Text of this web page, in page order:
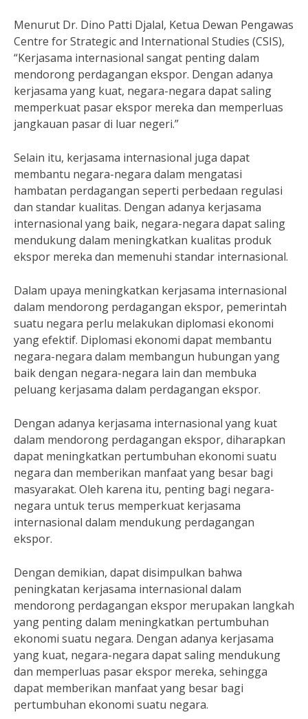
Menurut Dr. Dino Patti Djalal, Ketua Dewan Pengawas
Centre for Strategic and International Studies (CSIS),
“Kerjasama internasional sangat penting dalam
mendorong perdagangan ekspor. Dengan adanya
kerjasama yang kuat, negara-negara dapat saling
memperkuat pasar ekspor mereka dan memperluas
jangkauan pasar di luar negeri.”
Selain itu, kerjasama internasional juga dapat
membantu negara-negara dalam mengatasi
hambatan perdagangan seperti perbedaan regulasi
dan standar kualitas. Dengan adanya kerjasama
internasional yang baik, negara-negara dapat saling
mendukung dalam meningkatkan kualitas produk
ekspor mereka dan memenuhi standar internasional.
Dalam upaya meningkatkan kerjasama internasional
dalam mendorong perdagangan ekspor, pemerintah
suatu negara perlu melakukan diplomasi ekonomi
yang efektif. Diplomasi ekonomi dapat membantu
negara-negara dalam membangun hubungan yang
baik dengan negara-negara lain dan membuka
peluang kerjasama dalam perdagangan ekspor.
Dengan adanya kerjasama internasional yang kuat
dalam mendorong perdagangan ekspor, diharapkan
dapat meningkatkan pertumbuhan ekonomi suatu
negara dan memberikan manfaat yang besar bagi
masyarakat. Oleh karena itu, penting bagi negara-
negara untuk terus memperkuat kerjasama
internasional dalam mendukung perdagangan
ekspor.
Dengan demikian, dapat disimpulkan bahwa
peningkatan kerjasama internasional dalam
mendorong perdagangan ekspor merupakan langkah
yang penting dalam meningkatkan pertumbuhan
ekonomi suatu negara. Dengan adanya kerjasama
yang kuat, negara-negara dapat saling mendukung
dan memperluas pasar ekspor mereka, sehingga
dapat memberikan manfaat yang besar bagi
pertumbuhan ekonomi suatu negara.